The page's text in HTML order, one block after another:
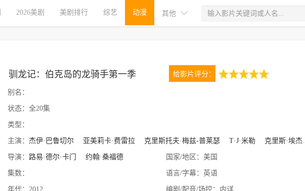
2026美剧 美剧排行 综艺 动漫 其他
给影片评分：
驯龙记：伯克岛的龙骑手第一季
别名：
状态： 全20集
类型：
主演： 杰伊·巴鲁切尔 亚美莉卡·费雷拉 克里斯托夫·梅兹-普莱瑟 T·J·米勒 克里斯·埃杰利
导演： 路易·德尔·卡门 约翰·桑福德 国家/地区： 美国
集数： 语言/字幕： 英语
年代： 2012 编剧/配音/场控： 内详